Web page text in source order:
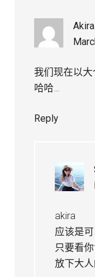
Akira
我们现在以
哈哈…
Reply
akira
应该是
只要看
放下大人